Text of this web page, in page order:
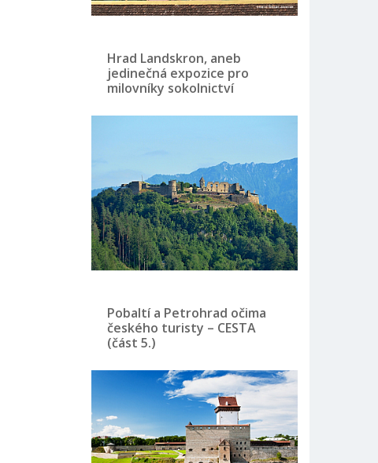
Hrad Landskron, aneb
jedinečná expozice pro
milovníky sokolnictví
Pobaltí a Petrohrad očima
českého turisty – CESTA
(část 5.)